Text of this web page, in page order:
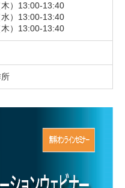
）13:00-13:40
）13:00-13:40
）13:00-13:40